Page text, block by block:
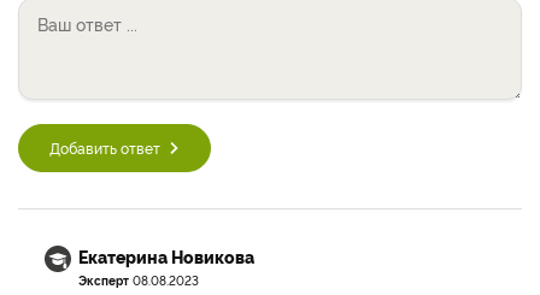
Добавить ответ
Екатерина Новикова
Эксперт 08.08.2023